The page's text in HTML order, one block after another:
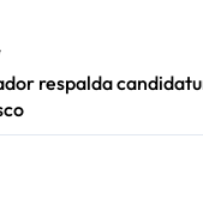
respalda